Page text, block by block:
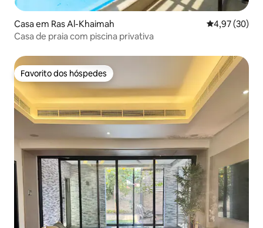
Casa em Ras Al-Khaimah Classificação
4,97 (30)
Casa de praia com piscina privativa
Favorito dos hóspedes
Favorito dos hóspedes